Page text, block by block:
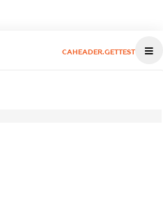
CAHEADER.GETTEST